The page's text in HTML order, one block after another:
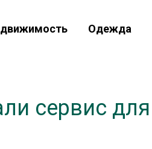
Одежда
сервис для